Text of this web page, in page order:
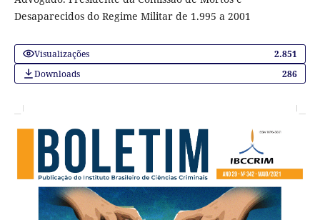
Desaparecidos do Regime Militar de 1.995 a 2001
Visualizações
2.851
Downloads
286